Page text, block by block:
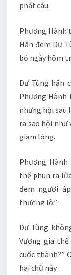
phát cáu.
Phương Hành
Hắn đem Dư
bỏ ngày hôm
Dư Tùng hận
Phương Hành
nhưng hội sau
ra sao hội như
giam lỏng.
Phương
thể phun ra
đem ngươi
thượng lộ.”
Dư Tùng
Vương gia
cuốc thành?”
hai chữ này.